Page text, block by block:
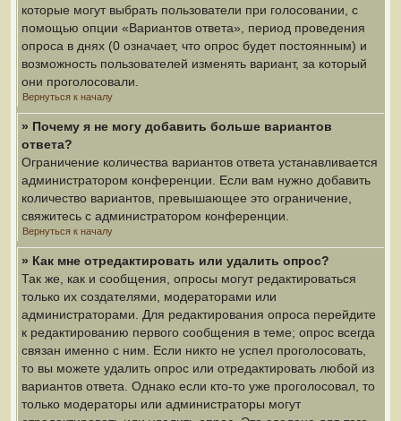
которые могут выбрать пользователи при голосовании, с
помощью опции «Вариантов ответа», период проведения
опроса в днях (0 означает, что опрос будет постоянным) и
возможность пользователей изменять вариант, за который
они проголосовали.
Вернуться к началу
» Почему я не могу добавить больше вариантов
ответа?
Ограничение количества вариантов ответа устанавливается
администратором конференции. Если вам нужно добавить
количество вариантов, превышающее это ограничение,
свяжитесь с администратором конференции.
Вернуться к началу
» Как мне отредактировать или удалить опрос?
Так же, как и сообщения, опросы могут редактироваться
только их создателями, модераторами или
администраторами. Для редактирования опроса перейдите
к редактированию первого сообщения в теме; опрос всегда
связан именно с ним. Если никто не успел проголосовать,
то вы можете удалить опрос или отредактировать любой из
вариантов ответа. Однако если кто-то уже проголосовал, то
только модераторы или администраторы могут